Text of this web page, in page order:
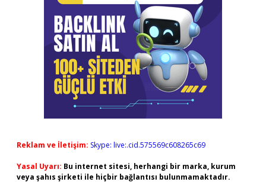
Reklam ve İletişim: Skype: live:.cid.575569c608265c69
Yasal Uyarı: Bu internet sitesi, herhangi bir marka, kurum
veya şahıs şirketi ile hiçbir bağlantısı bulunmamaktadır.